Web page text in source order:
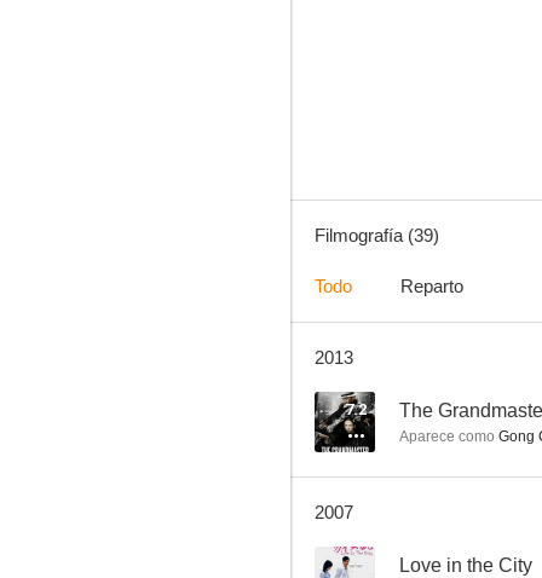
--
Filmografía (39)
Todo Reparto
2013
7.2 The
Aparece como Gong
2007
-- Love in the City